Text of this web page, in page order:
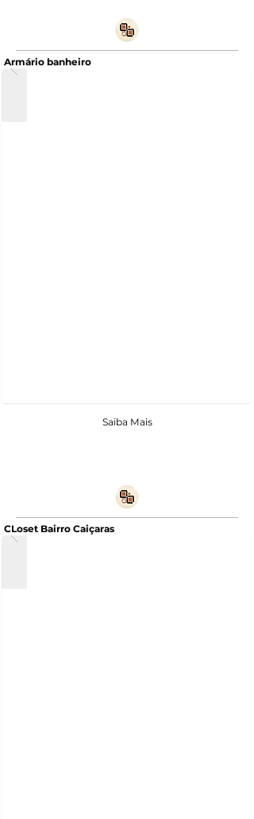
Armário banheiro
Saiba Mais
CLoset Bairro Caiçaras